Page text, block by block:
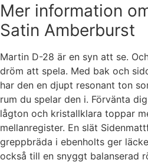
Mer information
Satin Amberburst
Martin D-28 är en syn att se.
dröm att spela. Med bak och
har den en djupt resonant ton
rum du spelar den i. Förvänta
lågton och kristallklara toppar
mellanregister. En slät
greppbräda i ebenholts ger
också till en snyggt balanserad